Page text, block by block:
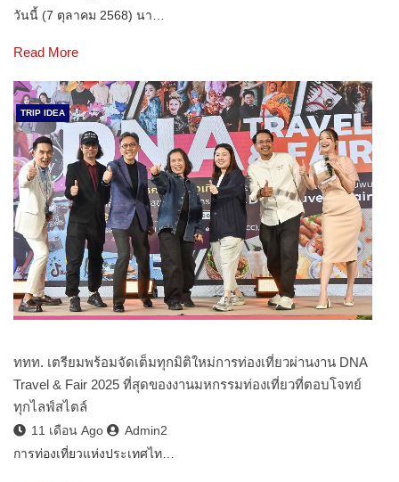
วันนี้ (7 ตุลาคม 2568) นา…
Read More
TRIP IDEA
ททท. เตรียมพร้อมจัดเต็มทุกมิติใหม่การท่องเที่ยวผ่านงาน DNA
Travel & Fair 2025 ที่สุดของงานมหกรรมท่องเที่ยวที่ตอบโจทย์
ทุกไลฟ์สไตล์
11 เดือน Ago
Admin2
การท่องเที่ยวแห่งประเทศไท…